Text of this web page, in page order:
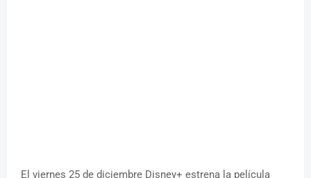
El viernes 25 de diciembre Disney+ estrena la película